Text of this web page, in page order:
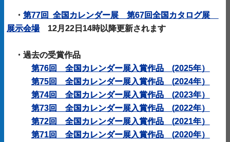
・第77回 全国カレンダー展 第67回全国カタログ展
展示会場12月22日14時以降更新されます
・過去の受賞作品
第76回 全国カレンダー展入賞作品 (2025年）
第75回 全国カレンダー展入賞作品(2024年）
第74回 全国カレンダー展入賞作品(2023年）
第73回 全国カレンダー展入賞作品(2022年）
第72回 全国カレンダー展入賞作品(2021年）
第71回 全国カレンダー展入賞作品(2020年）